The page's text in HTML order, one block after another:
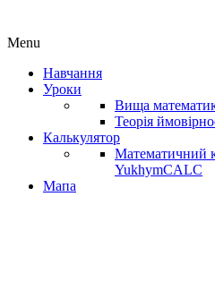
Menu
Навчання
Уроки
Вища
Теорія
Калькулятор
Математичний
YukhymCALC
Мапа